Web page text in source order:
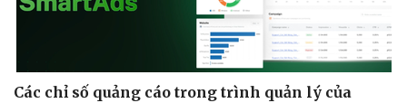
Các chỉ số quảng cáo trong trình quản lý của